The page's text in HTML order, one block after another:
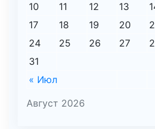
Август 2026
« Июл
10
11 12 13
17
18 19 20
24
25 26 27
31